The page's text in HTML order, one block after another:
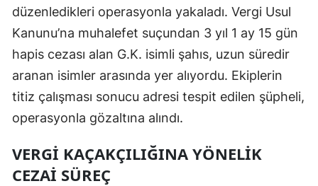
Elazığ
Erzincan
Eskişehir
Giresun
düzenledikleri operasyonla yakaladı. Vergi Usul
Kanunu’na muhalefet suçundan 3 yıl 1 ay 15 gün
hapis cezası alan G.K. isimli şahıs, uzun süredir
aranan isimler arasında yer alıyordu. Ekiplerin
titiz çalışması sonucu adresi tespit edilen şüpheli,
operasyonla gözaltına alındı.
VERGI KAÇAKÇILIĞINA YÖNELIK
CEZAI SÜREÇ